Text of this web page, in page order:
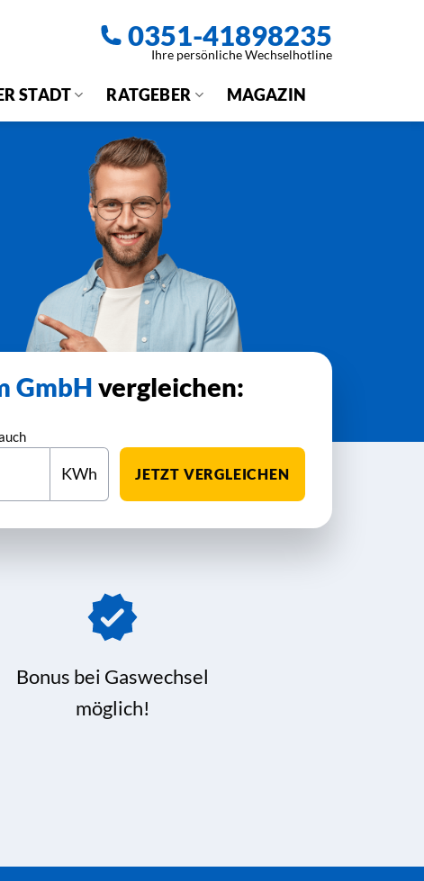
0351-41898235
Ihre persönliche Wechselhotline
STADT RATGEBER MAGAZIN
GmbH vergleichen:
KWh JETZT VERGLEICHEN
Bonus bei Gaswechsel
möglich!